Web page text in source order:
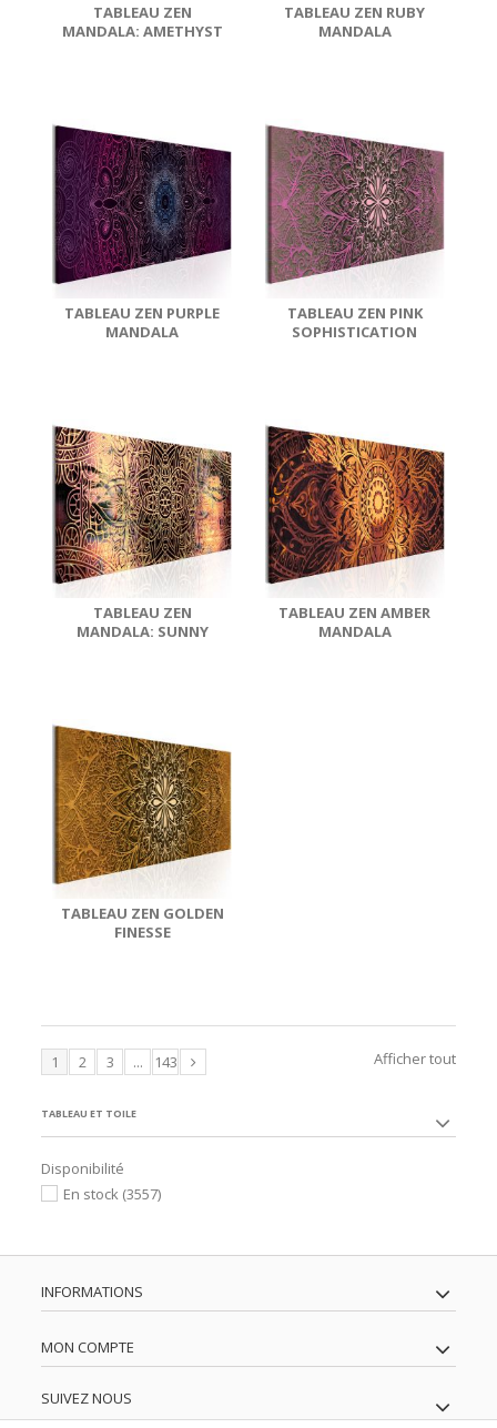
TABLEAU ZEN
MANDALA: AMETHYST
TABLEAU ZEN RUBY
MANDALA
TABLEAU ZEN PURPLE
MANDALA
TABLEAU ZEN PINK
SOPHISTICATION
TABLEAU ZEN
MANDALA: SUNNY
TABLEAU ZEN AMBER
MANDALA
TABLEAU ZEN GOLDEN
FINESSE
Afficher tout
1 2 3 ... 143
TABLEAU ET TOILE
Disponibilité
En stock (3557)
INFORMATIONS
MON COMPTE
SUIVEZ NOUS